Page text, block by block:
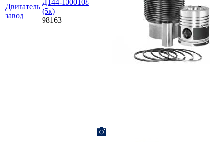
Двигатель
завод
Д144-1000108
(5к)
98163